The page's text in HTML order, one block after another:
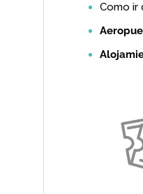
Como ir